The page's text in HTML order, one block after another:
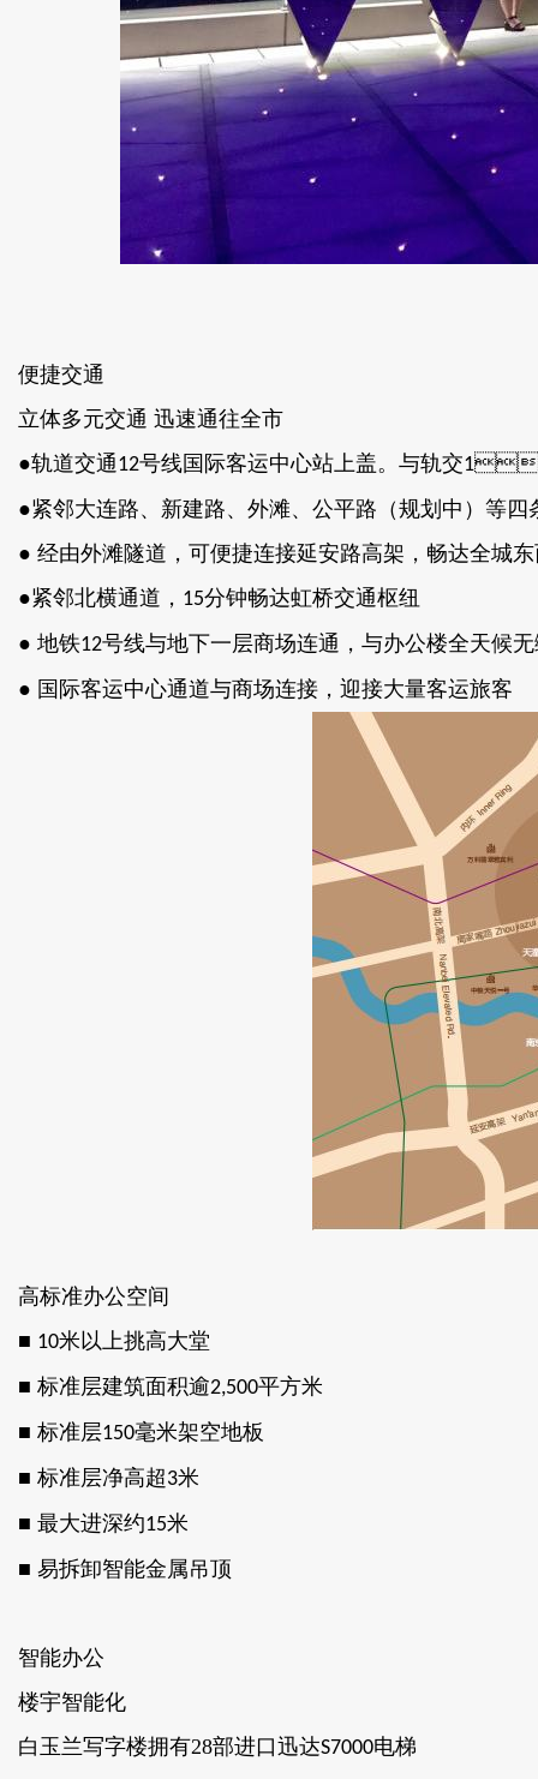
便捷交通
立体多元交通 迅速通往全市
●轨道交通12号线国际客运中心站上盖。与轨交1
●紧邻大连路、新建路、外滩、公平路（规划中）等
● 经由外滩隧道，可便捷连接延安路高架，畅达全城
●紧邻北横通道， 15分钟畅达虹桥交通枢纽
● 地铁12号线与地下一层商场连通，与办公楼全天候
● 国际客运中心通道与商场连接，迎接大量客运旅客
高标准办公空间
■ 10米以上挑高大堂
■ 标准层建筑面积逾2,500平方米
■ 标准层150毫米架空地板
■ 标准层净高超3米
■ 最大进深约15米
■ 易拆卸智能金属吊顶
智能办公
楼宇智能化
白玉兰写字楼拥有28部进口迅达S7000电梯